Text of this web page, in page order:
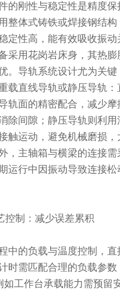
刚性与稳定性是精度保
整体式铸铁或焊接钢结构
定性高，能有效吸收振
采用花岗岩床身，其热
。导轨系统设计尤为关
载直线导轨或静压导轨
轨面的精密配合，减少摩
除间隙；静压导轨则利
触运动，避免机械磨损
，主轴箱与横梁的连接
运行中因振动导致连接松
制：减少误差累积
的负载与温度控制，直
时需匹配合理的负载参
工作台承载能力需预留